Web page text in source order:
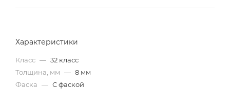
Характеристики
Класс — 32 класс
Толщина, мм — 8 мм
Фаска — С фаской